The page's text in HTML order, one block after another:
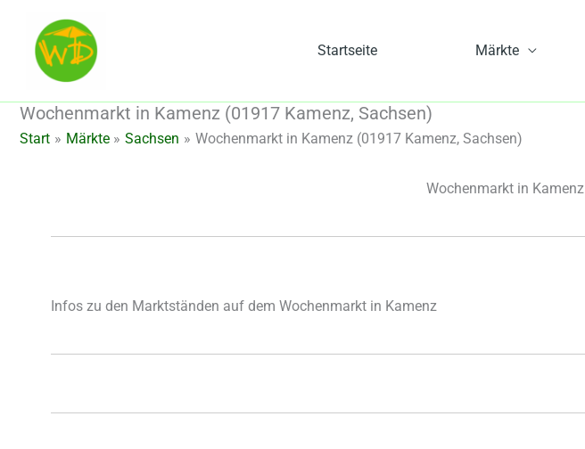
springen
Startseite Märkte
Wochenmarkt in Kamenz (01917 Kamenz, Sachsen)
Start Märkte Sachsen Wochenmarkt in Kamenz (01917 Kamenz, Sachsen)
Wochenmarkt in Kamenz
Infos zu den Marktständen auf dem Wochenmarkt in Kamenz